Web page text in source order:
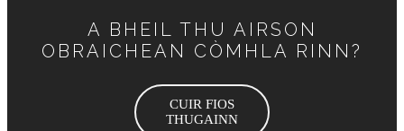
A BHEIL THU AIRSON
OBRAICHEAN CÒMHLA RINN?
CUIR FIOS
THUGAINN